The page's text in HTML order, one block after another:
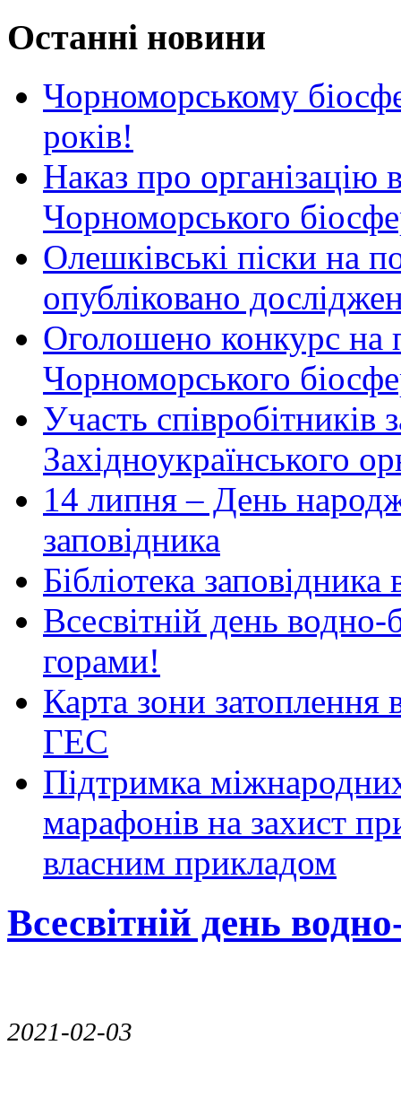
Останні новини
Чорноморському
років!
Наказ про організацію
Чорноморського
Олешківські піски на
опубліковано
Оголошено конкурс на
Чорноморського
Участь співробітників
Західноукраїнського
14 липня – День
заповідника
Бібліотека
Всесвітній день
горами!
Карта зони затоплення
ГЕС
Підтримка
марафонів на захист
власним прикладом
Всесвітній день
2021-02-03